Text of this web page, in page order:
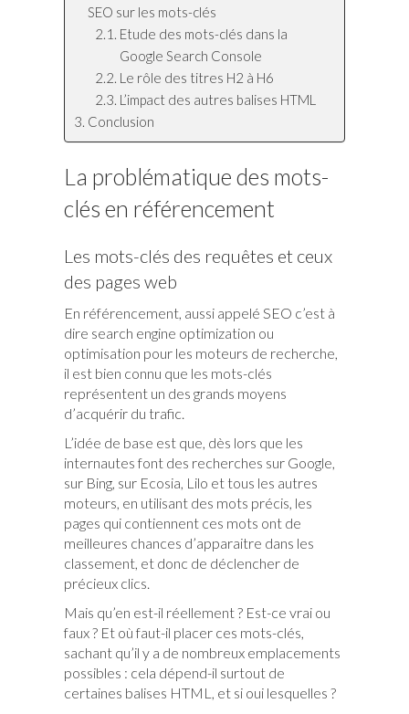
SEO sur les mots-clés
Etude des mots-clés dans la
Google Search Console
Le rôle des titres H2 à H6
L’impact des autres balises HTML
Conclusion
La problématique des mots-
clés en référencement
Les mots-clés des requêtes et ceux
des pages web
En référencement, aussi appelé SEO c’est à
dire search engine optimization ou
optimisation pour les moteurs de recherche,
il est bien connu que les mots-clés
représentent un des grands moyens
d’acquérir du trafic.
L’idée de base est que, dès lors que les
internautes font des recherches sur Google,
sur Bing, sur Ecosia, Lilo et tous les autres
moteurs, en utilisant des mots précis, les
pages qui contiennent ces mots ont de
meilleures chances d’apparaitre dans les
classement, et donc de déclencher de
précieux clics.
Mais qu’en est-il réellement ? Est-ce vrai ou
faux ? Et où faut-il placer ces mots-clés,
sachant qu’il y a de nombreux emplacements
possibles : cela dépend-il surtout de
certaines balises HTML, et si oui lesquelles ?